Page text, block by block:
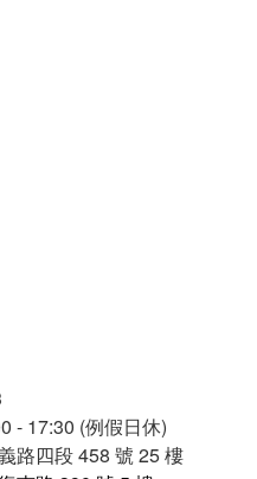
- 17:30 (例假日休)
路四段 458 號 25 樓